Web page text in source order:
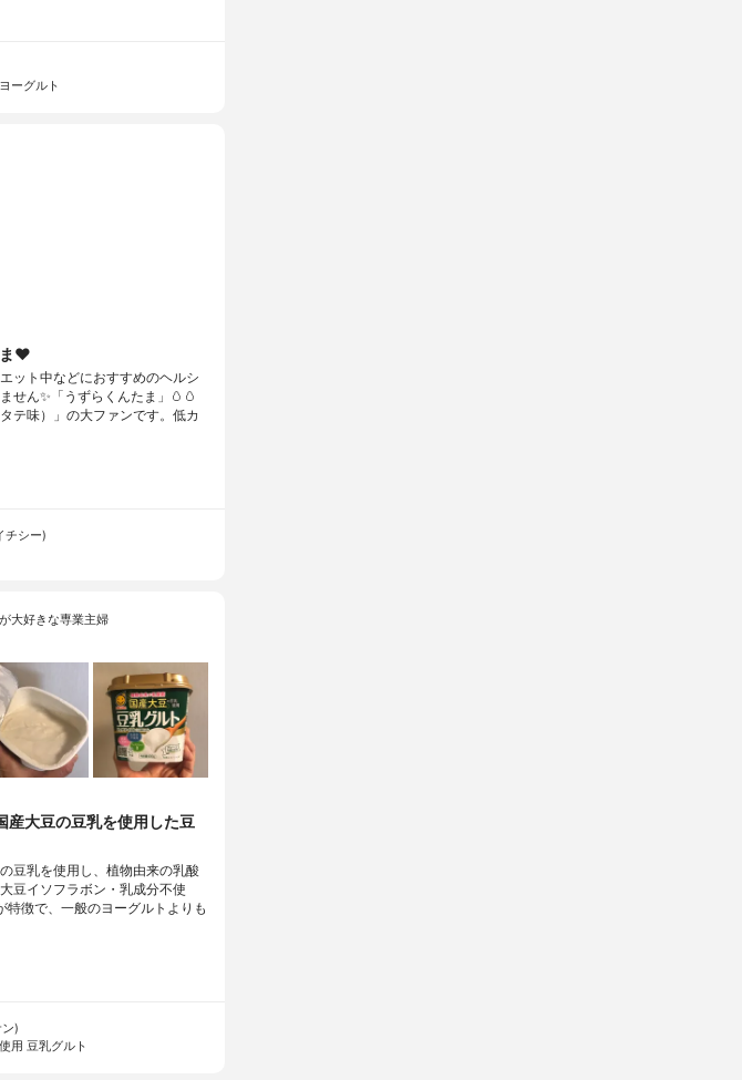
ーグルト
ま❤︎
ット中などにおすすめのヘルシ
せん✨「うずらくんたま」🥚🥚
テ味）」の大ファンです。低カ
チシー)
大好きな専業主婦
産大豆の豆乳を使用した豆
豆乳を使用し、植物由来の乳酸
豆イソフラボン・乳成分不使
特徴で、一般のヨーグルトよりも
)
用 豆乳グルト